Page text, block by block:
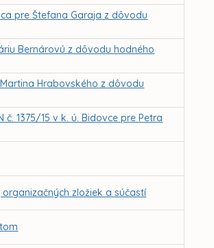
pre Štefana Garaja z dôvodu
Bernárovú z dôvodu hodného
Hrabovského z dôvodu
1375/15 v k. ú. Bidovce pre Petra
organizačných zložiek a súčastí